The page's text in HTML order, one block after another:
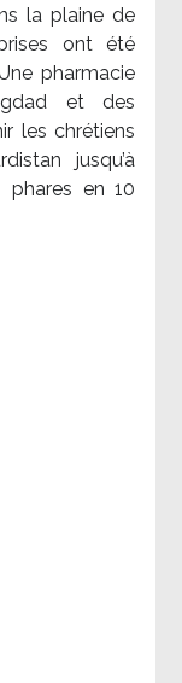
la plaine de
ont été
pharmacie
et des
les chrétiens
jusqu’à
phares en 10